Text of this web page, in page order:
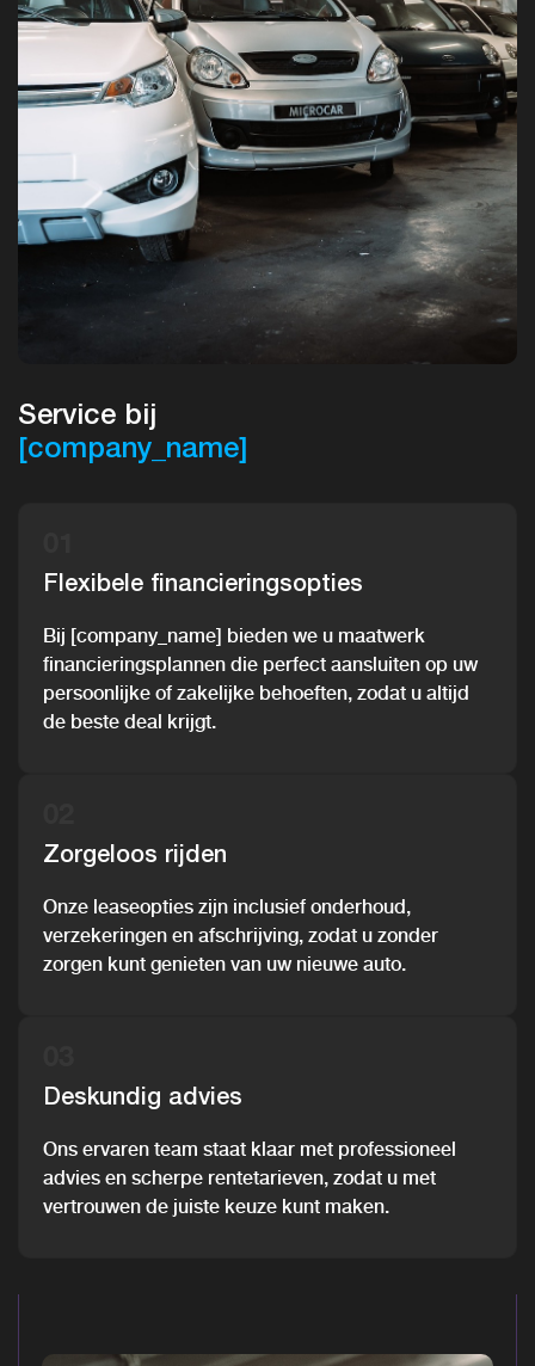
Service bij
[company_name]
Flexibele financieringsopties
Bij [company_name] bieden we u maatwerk
financieringsplannen die perfect aansluiten op uw
persoonlijke of zakelijke behoeften, zodat u altijd
de beste deal krijgt.
Zorgeloos rijden
Onze leaseopties zijn inclusief onderhoud,
verzekeringen en afschrijving, zodat u zonder
zorgen kunt genieten van uw nieuwe auto.
Deskundig advies
Ons ervaren team staat klaar met professioneel
advies en scherpe rentetarieven, zodat u met
vertrouwen de juiste keuze kunt maken.